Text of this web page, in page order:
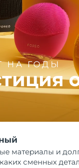
НА ГОДЫ
материалы и
сменных